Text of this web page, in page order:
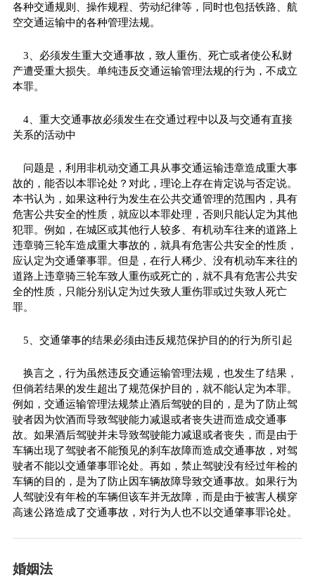
各种交通规则、操作规程、劳动纪律等，同时也包括铁路、航
空交通运输中的各种管理法规。
3、必须发生重大交通事故，致人重伤、死亡或者使公私财
产遭受重大损失。单纯违反交通运输管理法规的行为，不成立
本罪。
4、重大交通事故必须发生在交通过程中以及与交通有直接
关系的活动中
问题是，利用非机动交通工具从事交通运输违章造成重大事
故的，能否以本罪论处？对此，理论上存在肯定说与否定说。
本书认为，如果这种行为发生在公共交通管理的范围内，具有
危害公共安全的性质，就应以本罪处理，否则只能认定为其他
犯罪。例如，在城区或其他行人较多、有机动车往来的道路上
违章骑三轮车造成重大事故的，就具有危害公共安全的性质，
应认定为交通肇事罪。但是，在行人稀少、没有机动车来往的
道路上违章骑三轮车致人重伤或死亡的，就不具有危害公共安
全的性质，只能分别认定为过失致人重伤罪或过失致人死亡
罪。
5、交通肇事的结果必须由违反规范保护目的的行为所引起
换言之，行为虽然违反交通运输管理法规，也发生了结果，
但倘若结果的发生超出了规范保护目的，就不能认定为本罪。
例如，交通运输管理法规禁止酒后驾驶的目的，是为了防止驾
驶者因为饮酒而导致驾驶能力减退或者丧失进而造成交通事
故。如果酒后驾驶并未导致驾驶能力减退或者丧失，而是由于
车辆出现了驾驶者不能预见的刹车故障而造成交通事故，对驾
驶者不能以交通肇事罪论处。再如，禁止驾驶没有经过年检的
车辆的目的，是为了防止因车辆故障导致交通事故。如果行为
人驾驶没有年检的车辆但该车并无故障，而是由于被害人横穿
高速公路造成了交通事故，对行为人也不以交通肇事罪论处。
婚姻法